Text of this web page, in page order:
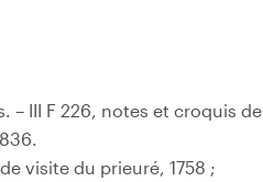
– III F 226, notes et croquis de
visite du prieuré, 1758 ;